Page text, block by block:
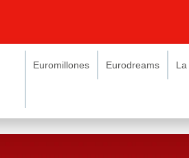
Euromillones Eurodreams La